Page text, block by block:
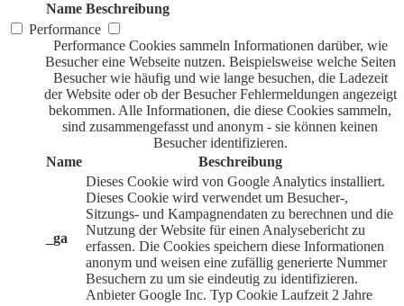
Name Beschreibung
Performance
Performance Cookies sammeln Informationen darüber, wie
Besucher eine Webseite nutzen. Beispielsweise welche Seiten
Besucher wie häufig und wie lange besuchen, die Ladezeit
der Website oder ob der Besucher Fehlermeldungen angezeigt
bekommen. Alle Informationen, die diese Cookies sammeln,
sind zusammengefasst und anonym - sie können keinen
Besucher identifizieren.
Name
Beschreibung
_ga
Dieses Cookie wird von Google Analytics installiert.
Dieses Cookie wird verwendet um Besucher-,
Sitzungs- und Kampagnendaten zu berechnen und die
Nutzung der Website für einen Analysebericht zu
erfassen. Die Cookies speichern diese Informationen
anonym und weisen eine zufällig generierte Nummer
Besuchern zu um sie eindeutig zu identifizieren.
Anbieter Google Inc. Typ Cookie Laufzeit 2 Jahre